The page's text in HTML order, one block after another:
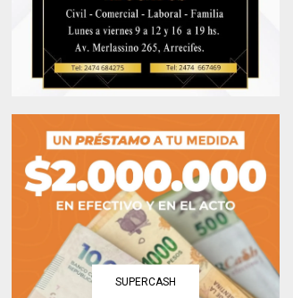
SUPERCASH